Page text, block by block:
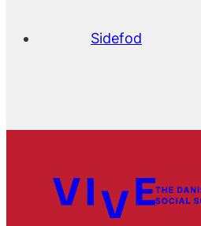
Sidefod